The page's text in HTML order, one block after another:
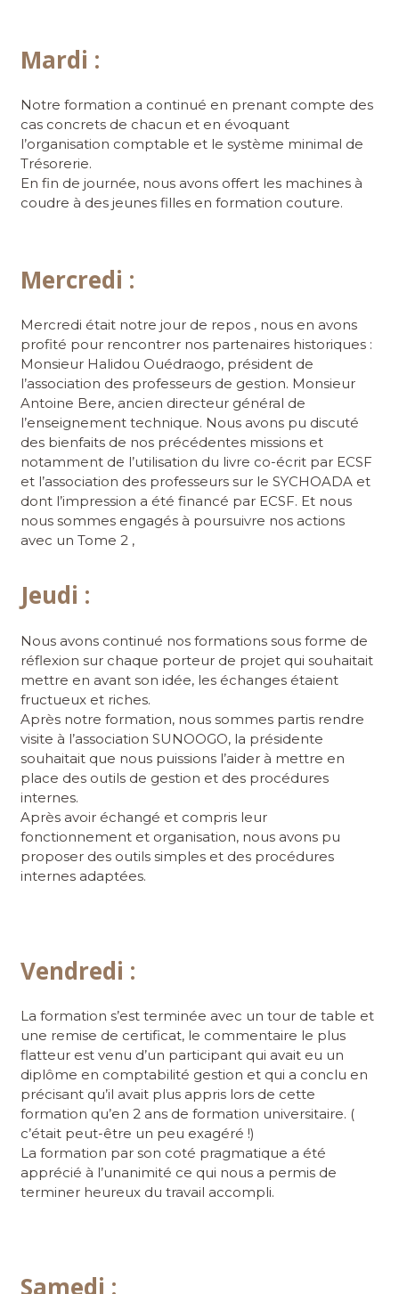
Mardi :
Notre formation a continué en prenant compte des
cas concrets de chacun et en évoquant
l’organisation comptable et le système minimal de
Trésorerie.
En fin de journée, nous avons offert les machines à
coudre à des jeunes filles en formation couture.
Mercredi :
Mercredi était notre jour de repos , nous en avons
profité pour rencontrer nos partenaires historiques :
Monsieur Halidou Ouédraogo, président de
l’association des professeurs de gestion. Monsieur
Antoine Bere, ancien directeur général de
l’enseignement technique. Nous avons pu discuté
des bienfaits de nos précédentes missions et
notamment de l’utilisation du livre co-écrit par ECSF
et l’association des professeurs sur le SYCHOADA et
dont l’impression a été financé par ECSF. Et nous
nous sommes engagés à poursuivre nos actions
avec un Tome 2 ,
Jeudi :
Nous avons continué nos formations sous forme de
réflexion sur chaque porteur de projet qui souhaitait
mettre en avant son idée, les échanges étaient
fructueux et riches.
Après notre formation, nous sommes partis rendre
visite à l’association SUNOOGO, la présidente
souhaitait que nous puissions l’aider à mettre en
place des outils de gestion et des procédures
internes.
Après avoir échangé et compris leur
fonctionnement et organisation, nous avons pu
proposer des outils simples et des procédures
internes adaptées.
Vendredi :
La formation s’est terminée avec un tour de table et
une remise de certificat, le commentaire le plus
flatteur est venu d’un participant qui avait eu un
diplôme en comptabilité gestion et qui a conclu en
précisant qu’il avait plus appris lors de cette
formation qu’en 2 ans de formation universitaire. (
c’était peut-être un peu exagéré !)
La formation par son coté pragmatique a été
apprécié à l’unanimité ce qui nous a permis de
terminer heureux du travail accompli.
Samedi :